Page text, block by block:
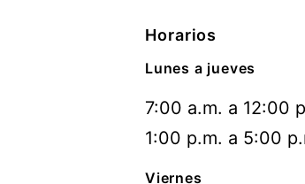
Horarios
Lunes a jueves
7:00 a.m. a 12:00
1:00 p.m. a 5:00
Viernes